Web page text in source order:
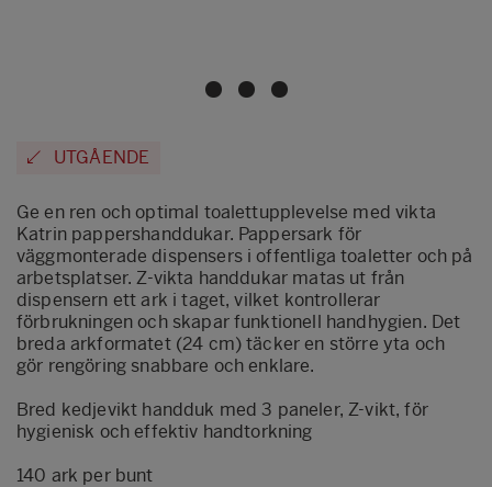
UTGÅENDE
Ge en ren och optimal toalettupplevelse med vikta
Katrin pappershanddukar. Pappersark för
väggmonterade dispensers i offentliga toaletter och på
arbetsplatser. Z-vikta handdukar matas ut från
dispensern ett ark i taget, vilket kontrollerar
förbrukningen och skapar funktionell handhygien. Det
breda arkformatet (24 cm) täcker en större yta och
gör rengöring snabbare och enklare.
Bred kedjevikt handduk med 3 paneler, Z-vikt, för
hygienisk och effektiv handtorkning
140 ark per bunt